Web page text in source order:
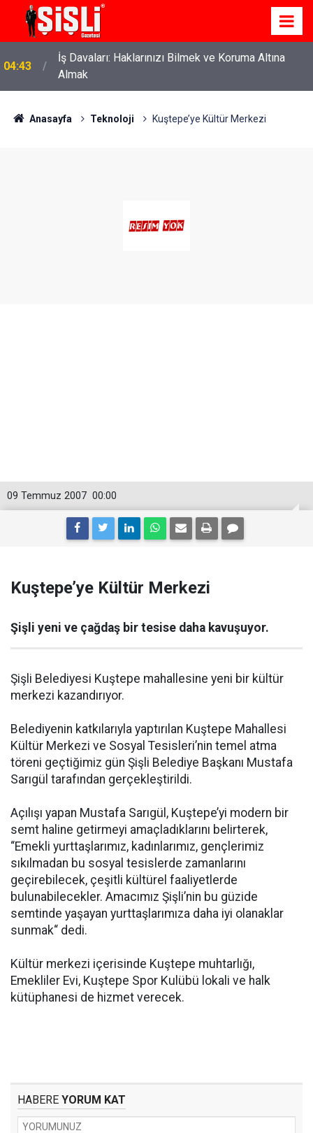
04:43
İş Davaları: Haklarınızı Bilmek ve Koruma Altına
Almak
Anasayfa Teknoloji Kuştepe’ye Kültür Merkezi
00:00
09 Temmuz 2007
Kuştepe’ye Kültür Merkezi
Şişli yeni ve çağdaş bir tesise daha kavuşuyor.
Şişli Belediyesi Kuştepe mahallesine yeni bir kültür
merkezi kazandırıyor.
Belediyenin katkılarıyla yaptırılan Kuştepe Mahallesi
Kültür Merkezi ve Sosyal Tesisleri’nin temel atma
töreni geçtiğimiz gün Şişli Belediye Başkanı Mustafa
Sarıgül tarafından gerçekleştirildi.
Açılışı yapan Mustafa Sarıgül, Kuştepe’yi modern bir
semt haline getirmeyi amaçladıklarını belirterek,
“Emekli yurttaşlarımız, kadınlarımız, gençlerimiz
sıkılmadan bu sosyal tesislerde zamanlarını
geçirebilecek, çeşitli kültürel faaliyetlerde
bulunabilecekler. Amacımız Şişli’nin bu güzide
semtinde yaşayan yurttaşlarımıza daha iyi olanaklar
sunmak“ dedi.
Kültür merkezi içerisinde Kuştepe muhtarlığı,
Emekliler Evi, Kuştepe Spor Kulübü lokali ve halk
kütüphanesi de hizmet verecek.
HABERE YORUM KAT